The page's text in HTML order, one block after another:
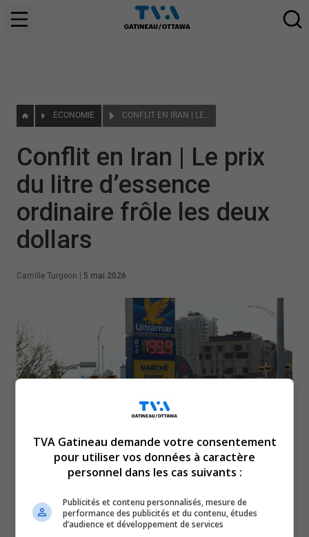
ÉCONOMIE CONFLIT EN IRAN | LE PRIX DU LITRE D’ESSENCE ORDINAIRE FRÔLE LES DEUX DOLLARS
Conflit en Iran | Le prix
du litre d’essence
ordinaire frôle les deux
dollars
Camille Turgeon 5 mai 2026
La majorité des stations-service à Gatineau
affichent un prix de 1,99 $ le litre d’essence
ordinaire au matin du 5 mai, alors que le prix
TVA Gatineau demande votre consentement
pour utiliser vos données à caractère
personnel dans les cas suivants :
Publicités et contenu personnalisés, mesure de
performance des publicités et du contenu, études
d’audience et développement de services